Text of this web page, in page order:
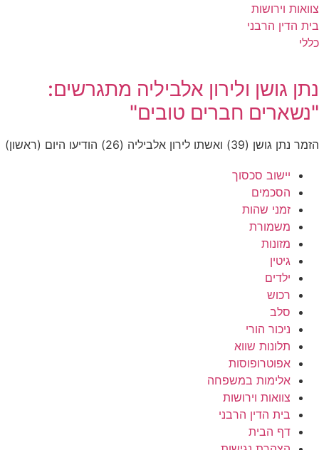
צוואות וירושות
בית הדין הרבני
כללי
נתן גושן ולירון אלביליה מתגרשים:
"נשארים חברים טובים"
הזמר נתן גושן (39) ואשתו לירון אלביליה (26) הודיעו היום (ראשון)
יישוב סכסוך
הסכמים
זמני שהות
משמורת
מזונות
גיטין
ילדים
רכוש
סלב
ניכור הורי
תלונות שווא
אפוטרופוסות
אלימות במשפחה
צוואות וירושות
בית הדין הרבני
דף הבית